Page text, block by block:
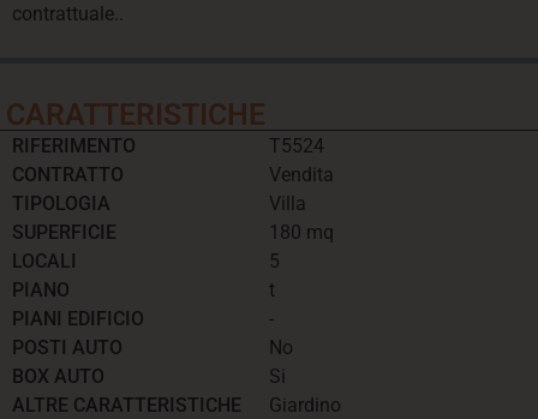
contrattuale..
CARATTERISTICHE
RIFERIMENTO
CONTRATTO
TIPOLOGIA
SUPERFICIE
LOCALI
PIANO
PIANI EDIFICIO
POSTI AUTO
BOX AUTO
ALTRE CARATTERISTICHE
T5524
Vendita
Villa
180 mq
5
t
-
No
Si
Giardino